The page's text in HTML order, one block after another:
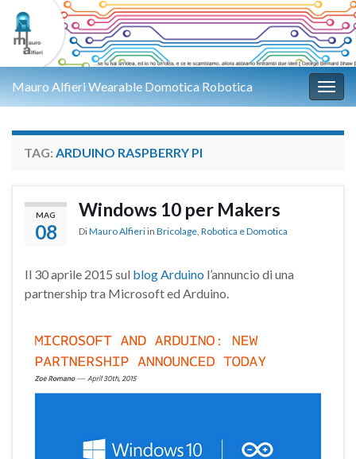
Mauro Alfieri Wearable Domotica Robotica
TAG: ARDUINO RASPBERRY PI
MAG
08
Windows 10 per Makers
DiMauro Alfieri in Bricolage, Robotica e Domotica
Il 30 aprile 2015 sul blog Arduino l’annuncio di una
partnership tra Microsoft ed Arduino.